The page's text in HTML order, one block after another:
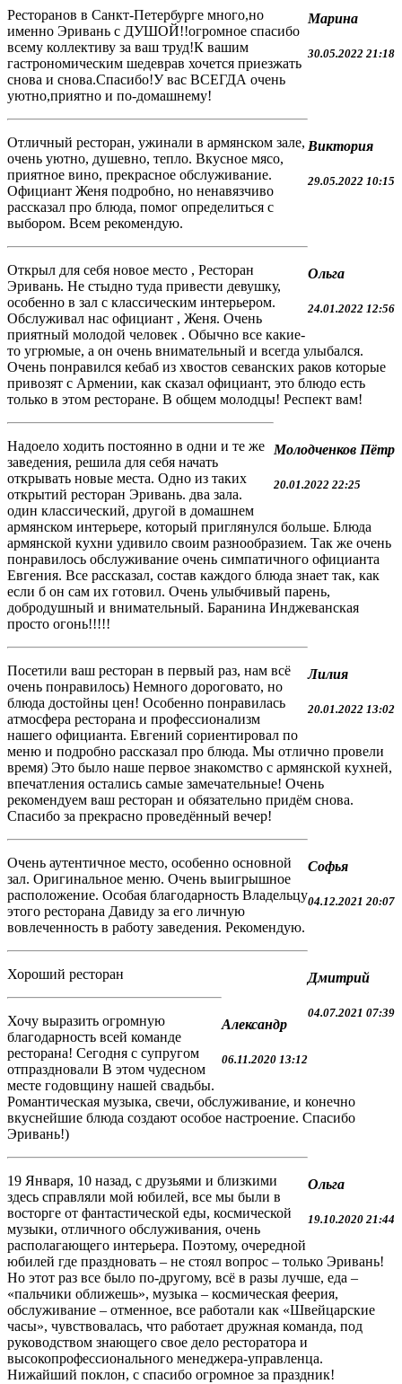
Марина
30.05.2022 21:18
Ресторанов в Санкт-Петербурге много,но
именно Эривань с ДУШОЙ!!огромное спасибо
всему коллективу за ваш труд!К вашим
гастрономическим шедеврав хочется приезжать
снова и снова.Спасибо!У вас ВСЕГДА очень
уютно,приятно и по-домашнему!
Виктория
29.05.2022 10:15
Отличный ресторан, ужинали в армянском зале,
очень уютно, душевно, тепло. Вкусное мясо,
приятное вино, прекрасное обслуживание.
Официант Женя подробно, но ненавязчиво
рассказал про блюда, помог определиться с
выбором. Всем рекомендую.
Ольга
24.01.2022 12:56
Открыл для себя новое место , Ресторан
Эривань. Не стыдно туда привести девушку,
особенно в зал с классическим интерьером.
Обслуживал нас официант , Женя. Очень
приятный молодой человек . Обычно все какие-
то угрюмые, а он очень внимательный и всегда улыбался.
Очень понравился кебаб из хвостов севанских раков которые
привозят с Армении, как сказал официант, это блюдо есть
только в этом ресторане. В общем молодцы! Респект вам!
Молодченков Пётр
20.01.2022 22:25
Надоело ходить постоянно в одни и те же
заведения, решила для себя начать
открывать новые места. Одно из таких
открытий ресторан Эривань. два зала.
один классический, другой в домашнем
армянском интерьере, который приглянулся больше. Блюда
армянской кухни удивило своим разнообразием. Так же очень
понравилось обслуживание очень симпатичного официанта
Евгения. Все рассказал, состав каждого блюда знает так, как
если б он сам их готовил. Очень улыбчивый парень,
добродушный и внимательный. Баранина Инджеванская
просто огонь!!!!!
Лилия
20.01.2022 13:02
Посетили ваш ресторан в первый раз, нам всё
очень понравилось) Немного дороговато, но
блюда достойны цен! Особенно понравилась
атмосфера ресторана и профессионализм
нашего официанта. Евгений сориентировал по
меню и подробно рассказал про блюда. Мы отлично провели
время) Это было наше первое знакомство с армянской кухней,
впечатления остались самые замечательные! Очень
рекомендуем ваш ресторан и обязательно придём снова.
Спасибо за прекрасно проведённый вечер!
Софья
04.12.2021 20:07
Очень аутентичное место, особенно основной
зал. Оригинальное меню. Очень выигрышное
расположение. Особая благодарность Владельцу
этого ресторана Давиду за его личную
вовлеченность в работу заведения. Рекомендую.
Дмитрий
04.07.2021 07:39
Хороший ресторан
Александр
06.11.2020 13:12
Хочу выразить огромную
благодарность всей команде
ресторана! Сегодня с супругом
отпраздновали В этом чудесном
месте годовщину нашей свадьбы.
Романтическая музыка, свечи, обслуживание, и конечно
вкуснейшие блюда создают особое настроение. Спасибо
Эривань!)
Ольга
19.10.2020 21:44
19 Января, 10 назад, с друзьями и близкими
здесь справляли мой юбилей, все мы были в
восторге от фантастической еды, космической
музыки, отличного обслуживания, очень
располагающего интерьера. Поэтому, очередной
юбилей где праздновать – не стоял вопрос – только Эривань!
Но этот раз все было по-другому, всё в разы лучше, еда –
«пальчики оближешь», музыка – космическая феерия,
обслуживание – отменное, все работали как «Швейцарские
часы», чувствовалась, что работает дружная команда, под
руководством знающего свое дело ресторатора и
высокопрофессионального менеджера-управленца.
Нижайший поклон, с спасибо огромное за праздник!